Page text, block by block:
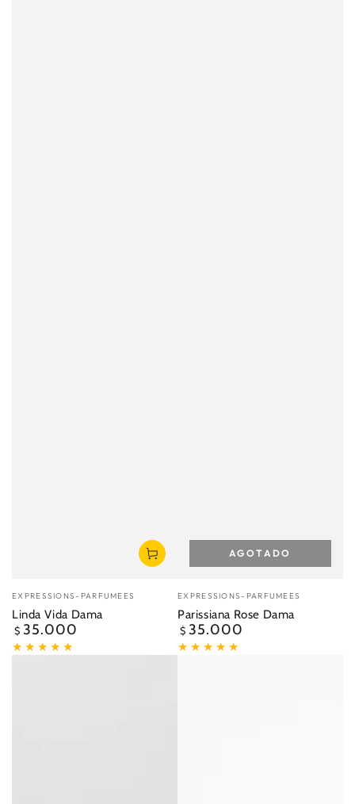
Vendedor:
EXPRESSIONS-PARFUMEES
Linda Vida Dama
Precio
regular
$ 35.000
Vendedor:
EXPRESSIONS-PARFUMEES
Parissiana Rose Dama
Precio
regular
$ 35.000
AGOTADO